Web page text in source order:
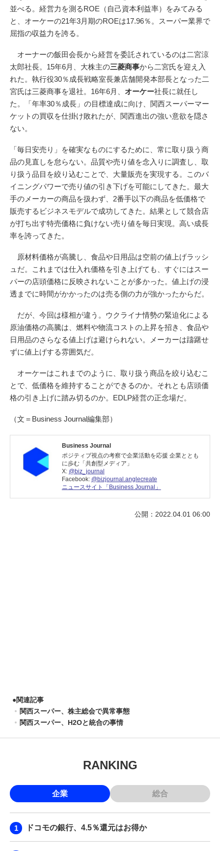
並べる。経営力を測るROE（自己資本利益率）をみてみる
と、オーケーの21年3月期のROEは17.96％。スーパー業界で
屈指の収益力を誇る。
オーナーの飯田会長から経営を委託されているのは二宮涼
太郎社長。15年6月、大株主の三菱商事から二宮氏を迎え入
れた。執行役30％成長戦略室長兼店舗開発本部長となった二
宮氏は三菱商事を退社。16年6月、 オーケー社長に就任し
た。「年率30％成長」の目標達成に向け、関西スーパーマー
ケットの買収を仕掛け敗れたが、関西進出の強い意欲を隠さ
ない。
「毎日安売り」を確実なものにするために、常に取り扱う商
品の見直しを怠らない。品質や売り値を念入りに調査し、取
り扱う品目を絞り込むことで、大量販売を実現する。このバ
イニングパワーで売り値の引き下げを可能にしてきた。最大
手のメーカーの商品を扱わず、2番手以下の商品を低価格で
販売するビジネスモデルで成功してきた。結果として競合店
が打ち出す特売価格に負けない売り値を毎日実現。高い成長
率を誇ってきた。
原材料価格が高騰し、食品や日用品は空前の値上げラッシ
ュだ。これまでは仕入れ価格を引き上げても、すぐにはスー
パーの店頭価格に反映されないことが多かった。値上げの浸
透までに時間がかかったのは売る側の力が強かったからだ。
だが、今回は様相が違う。ウクライナ情勢の緊迫化による
原油価格の高騰は、燃料や物流コストの上昇を招き、食品や
日用品のさらなる値上げは避けられない。メーカーは躊躇せ
ずに値上げする雰囲気だ。
オーケーはこれまでのように、取り扱う商品を絞り込むこ
とで、低価格を維持することができるのか。それとも店頭価
格の引き上げに踏み切るのか。EDLP経営の正念場だ。
（文＝Business Journal編集部）
Business Journal
ポジティブ視点の考察で企業活動を応援 企業ととも
に歩む「共創型メディア」
X: @biz_journal
Facebook: @bizjournal.anglecreate
ニュースサイト「Business Journal」
公開：2022.04.01 06:00
●関連記事
関西スーパー、株主総会で異常事態
関西スーパー、H2Oと統合の事情
RANKING
企業 総合
ドコモの銀行、4.5％還元はお得か